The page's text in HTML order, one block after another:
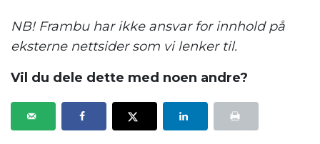
NB! Frambu har ikke ansvar for innhold på
eksterne nettsider som vi lenker til.
Vil du dele dette med noen andre?